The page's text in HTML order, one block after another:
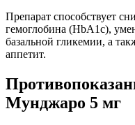
Препарат способствует
гемоглобина (HbA1c),
базальной гликемии, а
аппетит.
Мунджаро 5 мг